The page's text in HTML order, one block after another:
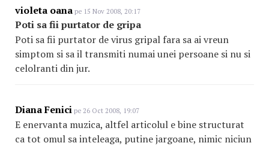
violeta oana pe 15 Nov 2008, 20:17
Poti sa fii purtator de gripa
Poti sa fii purtator de virus gripal fara sa ai vreun
simptom si sa il transmiti numai unei persoane si nu si
celolranti din jur.
Diana Fenici pe 26 Oct 2008, 19:07
E enervanta muzica, altfel articolul e bine structurat
ca tot omul sa inteleaga, putine jargoane, nimic niciun